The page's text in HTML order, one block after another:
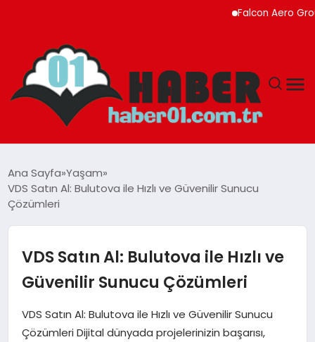
Falcon Aero Group,
ADANA
MAGAZIN
Ana Sayfa Yaşam
VDS Satın Al: Bulutova ile Hızlı ve Güvenilir Sunucu
Çözümleri
VDS Satın Al: Bulutova ile Hızlı ve
Güvenilir Sunucu Çözümleri
VDS Satın Al: Bulutova ile Hızlı ve Güvenilir Sunucu
Çözümleri Dijital dünyada projelerinizin başarısı,